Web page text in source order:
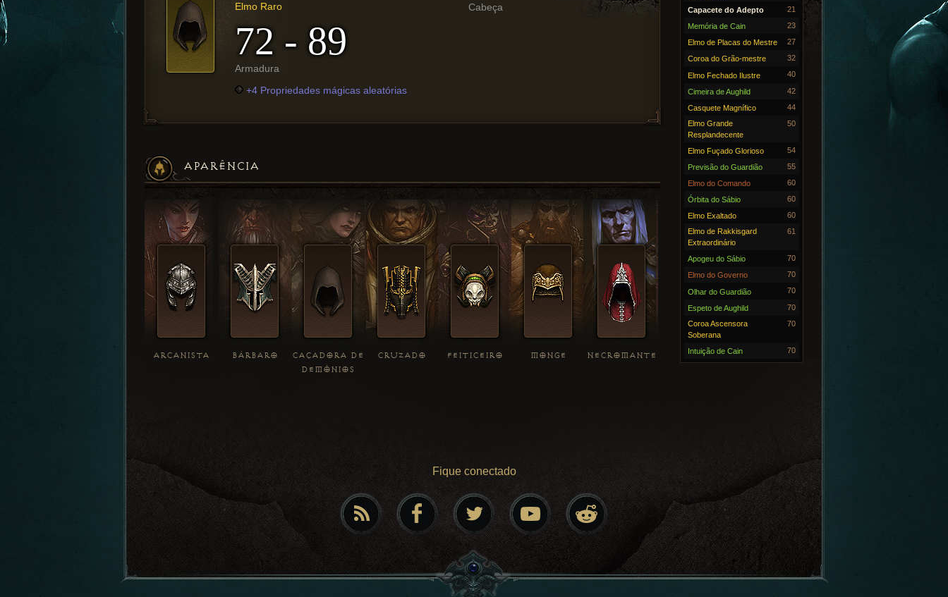
Capacete do Adepto 21
Memória de Cain 23
Elmo de Placas do Mestre 27
Coroa do Grão-mestre 32
Elmo Fechado Ilustre 40
Cimeira de Aughild 42
Casquete Magnífico
44
Elmo Grande
Resplandecente
50
Elmo Fuçado Glorioso 54
Previsão do Guardião 55
Elmo do Comando 60
Órbita do Sábio 60
Elmo Exaltado
60
Elmo de Rakkisgard
Extraordinário
61
Apogeu do Sábio 70
Elmo do Governo 70
Olhar do Guardião 70
Espeto de Aughild
70
Coroa Ascensora
Soberana
70
Intuição de Cain 70
Cabeça
Elmo Raro
72 - 89
Armadura
+4 Propriedades mágicas aleatórias
APARÊNCIA
ARCANISTA BÁRBARO
CAÇADORA DE
DEMÔNIOS
CRUZADO FEITICEIRO MONGE NECROMANTE
Fique conectado